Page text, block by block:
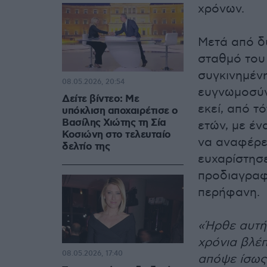
χρόνων.
Μετά από
σταθμό
εκεί, από
ετών, με
να
περήφανη.
«Ήρθε αυτή
χρόνια
απόψε
Δείτε βίντεο: Με
υπόκλιση αποχαιρέτισε ο
Βασίλης Χιώτης τη Σία
Κοσιώνη στο τελευταίο
δελτίο της
08.05.2026, 20:54
08.05.2026, 17:40